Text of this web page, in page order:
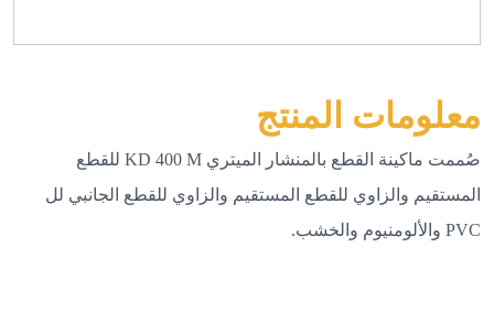
معلومات المنتج
صُممت ماكينة القطع بالمنشار الميتري KD 400 M للقطع
المستقيم والزاوي للقطع المستقيم والزاوي للقطع الجانبي لل
PVC والألومنيوم والخشب.